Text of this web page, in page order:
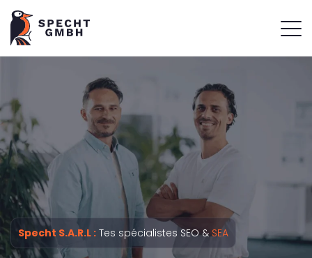
Specht S.A.R.L : Tes spécialistes SEO & SEA